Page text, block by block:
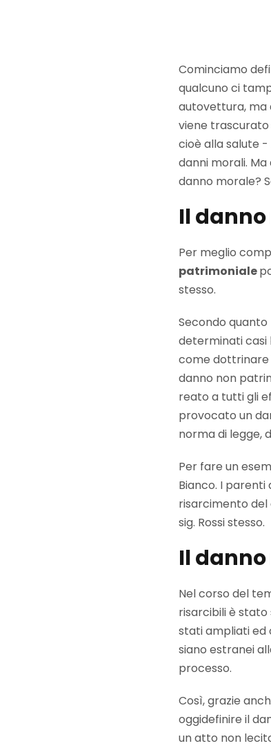
Cominciamo
qualcuno ci
autovettura, ma
viene trascurato
cioè alla salute
danni morali.
danno morale?
​Il
Per meglio
patrimoniale
stesso.
Secondo quanto
determinati casi
come dottrinare
danno non
reato a tutti gli
provocato un
norma di legge,
Per fare un
Bianco. I parenti
risarcimento
sig. Rossi stesso.
Il
Nel corso del
risarcibili è stato
stati ampliati ed
siano estranei
processo.
Così, grazie
oggidefinire il
un atto non